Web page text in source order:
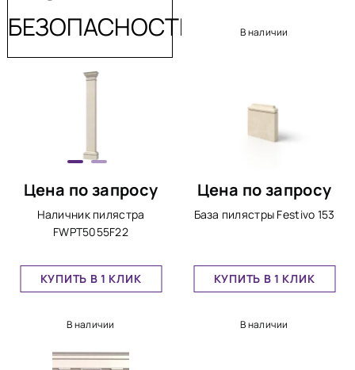
БЕЗОПАСНОСТЬ
В наличии
Цена по запросу
Наличник пилястра
FWPT5055F22
КУПИТЬ В 1 КЛИК
В наличии
Цена по запросу
База пилястры Festivo 153
КУПИТЬ В 1 КЛИК
В наличии